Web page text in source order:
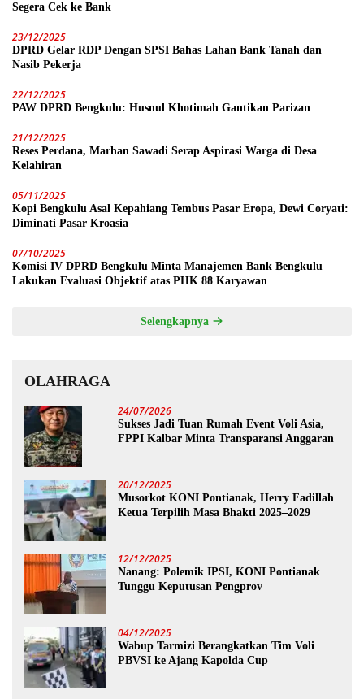
Segera Cek ke Bank
23/12/2025
DPRD Gelar RDP Dengan SPSI Bahas Lahan Bank Tanah dan
Nasib Pekerja
22/12/2025
PAW DPRD Bengkulu: Husnul Khotimah Gantikan Parizan
21/12/2025
Reses Perdana, Marhan Sawadi Serap Aspirasi Warga di Desa
Kelahiran
05/11/2025
Kopi Bengkulu Asal Kepahiang Tembus Pasar Eropa, Dewi Coryati:
Diminati Pasar Kroasia
07/10/2025
Komisi IV DPRD Bengkulu Minta Manajemen Bank Bengkulu
Lakukan Evaluasi Objektif atas PHK 88 Karyawan
Selengkapnya
OLAHRAGA
24/07/2026
Sukses Jadi Tuan Rumah Event Voli Asia,
FPPI Kalbar Minta Transparansi Anggaran
20/12/2025
Musorkot KONI Pontianak, Herry Fadillah
Ketua Terpilih Masa Bhakti 2025–2029
12/12/2025
Nanang: Polemik IPSI, KONI Pontianak
Tunggu Keputusan Pengprov
04/12/2025
Wabup Tarmizi Berangkatkan Tim Voli
PBVSI ke Ajang Kapolda Cup